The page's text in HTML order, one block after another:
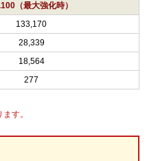
（最大強化時）
133,170
28,339
18,564
277
す。